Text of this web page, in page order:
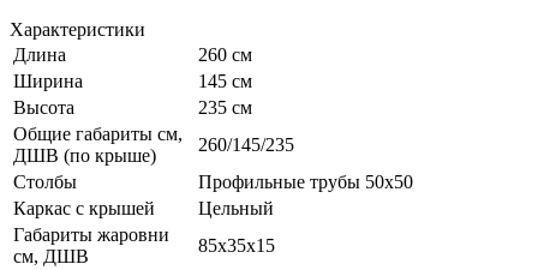
Характеристики
Длина
260 см
Ширина
145 см
Высота
235 см
Общие габариты см,
ДШВ (по крыше)
260/145/235
Столбы
Профильные трубы 50х50
Каркас с крышей
Цельный
Габариты жаровни
см, ДШВ
85х35х15